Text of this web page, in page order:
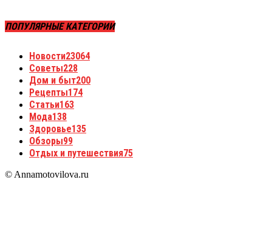
ПОПУЛЯРНЫЕ КАТЕГОРИИ
Новости23064
Советы228
Дом и быт200
Рецепты174
Статьи163
Мода138
Здоровье135
Обзоры99
Отдых и путешествия75
© Annamotovilova.ru